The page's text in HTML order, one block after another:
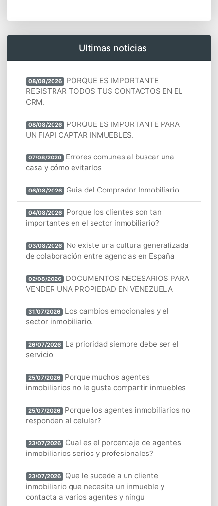
Ultimas noticias
08/08/2026
PORQUE ES IMPORTANTE
REGISTRAR TODOS TUS CONTACTOS EN EL
CRM.
08/08/2026
PORQUE ES IMPORTANTE PARA
UN FIAPI CAPTAR INMUEBLES.
07/08/2026
Errores comunes al buscar una
casa y cómo evitarlos
06/08/2026 Guia del Comprador Inmobiliario
04/08/2026
Porque los clientes son tan
importantes en el sector inmobiliario?
03/08/2026
No existe una cultura generalizada
de colaboración entre agencias en España
02/08/2026
DOCUMENTOS NECESARIOS PARA
VENDER UNA PROPIEDAD EN VENEZUELA
31/07/2026
Los cambios emocionales y el
sector inmobiliario.
26/07/2026
La prioridad siempre debe ser el
servicio!
25/07/2026
Porque muchos agentes
inmobiliarios no le gusta compartir inmuebles
25/07/2026
Porque los agentes inmobiliarios no
responden al celular?
23/07/2026
Cual es el porcentaje de agentes
inmobiliarios serios y profesionales?
23/07/2026
Que le sucede a un cliente
inmobiliario que necesita un inmueble y
contacta a varios agentes y ningu